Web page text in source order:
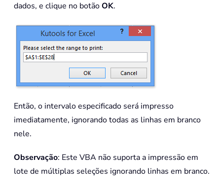
dados, e clique no botãoOK.
Então, o intervalo especificado será impresso
imediatamente, ignorando todas as linhas em branco
nele.
Observação: Este VBA não suporta a impressão em
lote de múltiplas seleções ignorando linhas em branco.